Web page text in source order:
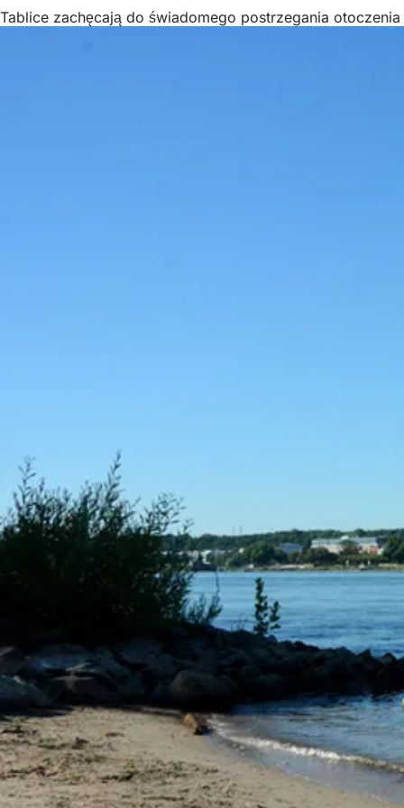
Tablice zachęcają do świadomego postrzegania